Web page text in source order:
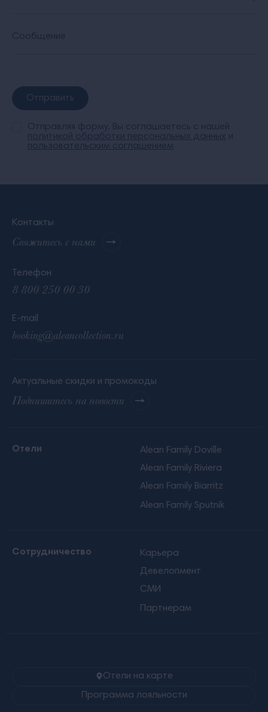
Сообщение
Отправить
Отправляя форму, Вы соглашаетесь с нашей
политикой обработки персональных данных и
пользовательским соглашением
Контакты
Свяжитесь с нами
Телефон
8 800 250 00 30
E-mail
booking@aleancollection.ru
Актуальные скидки и промокоды
Подпишитесь на новости
Отели
Alean Family Doville
Alean Family Riviera
Alean Family Biarritz
Alean Family Sputnik
Сотрудничество
Карьера
Девелопмент
СМИ
Партнерам
Отели на карте
Программа лояльности